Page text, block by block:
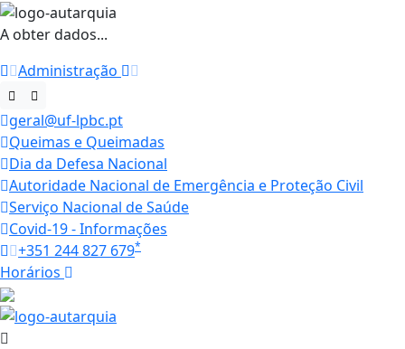
A obter dados...
Administração
geral@uf-lpbc.pt
Queimas e Queimadas
Dia da Defesa Nacional
Autoridade Nacional de Emergência e Proteção Civil
Serviço Nacional de Saúde
Covid-19 - Informações
+351 244 827 679*
Horários